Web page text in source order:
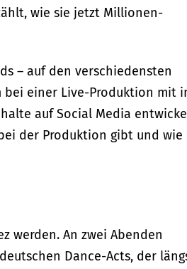
wie sie jetzt Millionen-
– auf den verschiedensten
bei einer Live-Produktion mit
auf Social Media
der Produktion gibt und wie
werden. An zwei Abenden
Dance-Acts, der